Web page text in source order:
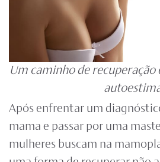
Um caminho de
Após enfrentar um
mama e passar por uma
mulheres buscam na